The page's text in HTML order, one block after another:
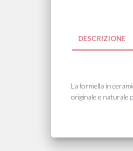
DESCRIZIONE
La formella in
originale e naturale